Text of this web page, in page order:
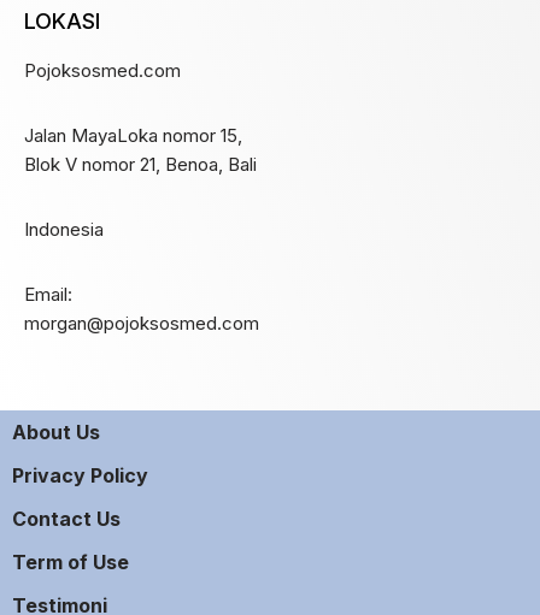
LOKASI
Pojoksosmed.com
Jalan MayaLoka nomor 15,
Blok V nomor 21, Benoa, Bali
Indonesia
Email:
morgan@pojoksosmed.com
About Us
Privacy Policy
Contact Us
Term of Use
Testimoni